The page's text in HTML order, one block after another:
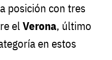
posición con tres
el Verona, último
en estos